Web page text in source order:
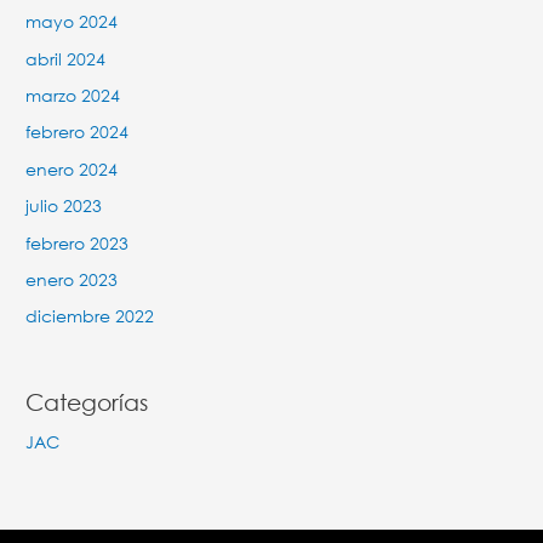
mayo 2024
abril 2024
marzo 2024
febrero 2024
enero 2024
julio 2023
febrero 2023
enero 2023
diciembre 2022
Categorías
JAC